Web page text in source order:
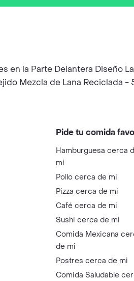
la Parte Delantera Diseño
Mezcla de Lana Reciclada -
Pide tu comida
Hamburguesa cerca
mi
Pollo cerca de mi
Pizza cerca de mi
Café cerca de mi
Sushi cerca de mi
Comida Mexicana
de mi
Postres cerca de mi
Comida Saludable